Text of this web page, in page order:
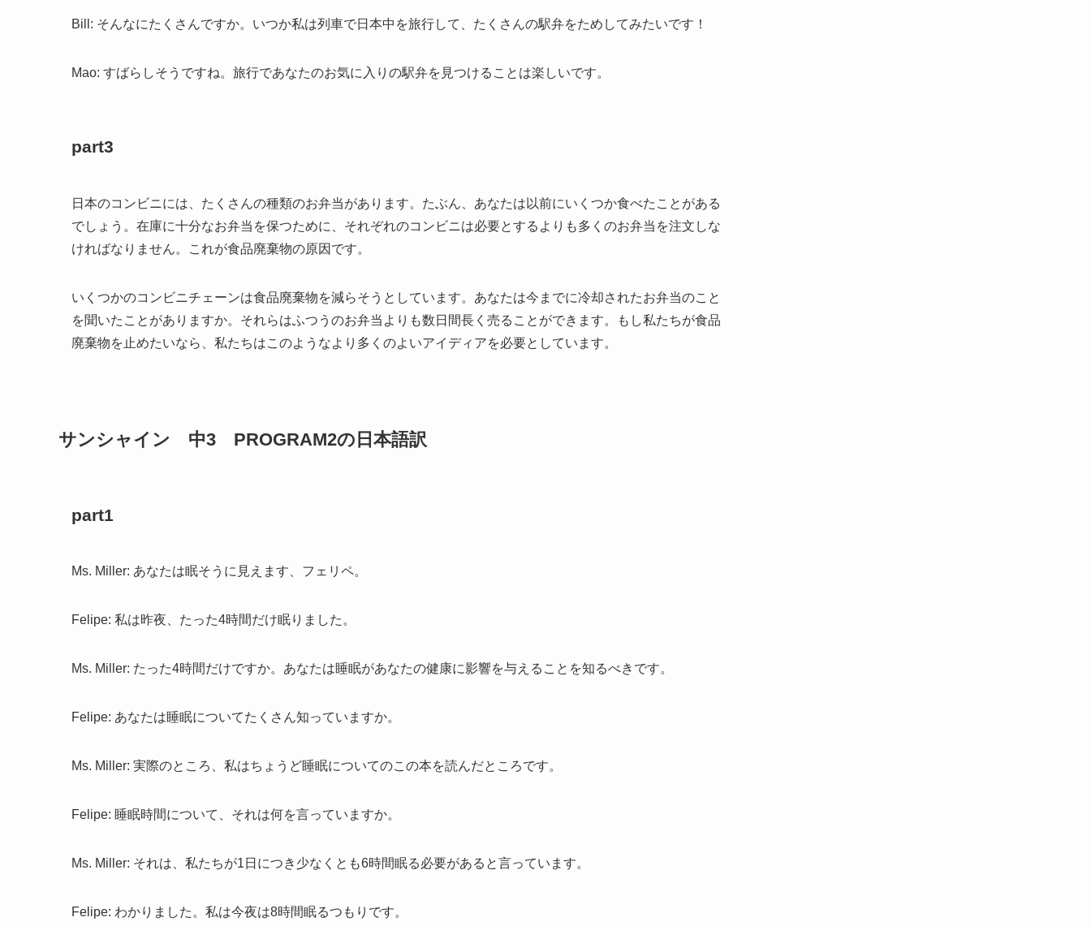
Bill: そんなにたくさんですか。いつか私は列車で日本中を旅行して、たくさんの駅弁をためしてみたいです！
Mao: すばらしそうですね。旅行であなたのお気に入りの駅弁を見つけることは楽しいです。
part3
日本のコンビニには、たくさんの種類のお弁当があります。たぶん、あなたは以前にいくつか食べたことがある
でしょう。在庫に十分なお弁当を保つために、それぞれのコンビニは必要とするよりも多くのお弁当を注文しな
ければなりません。これが食品廃棄物の原因です。
いくつかのコンビニチェーンは食品廃棄物を減らそうとしています。あなたは今までに冷却されたお弁当のこと
を聞いたことがありますか。それらはふつうのお弁当よりも数日間長く売ることができます。もし私たちが食品
廃棄物を止めたいなら、私たちはこのようなより多くのよいアイディアを必要としています。
サンシャイン 中3 PROGRAM2の日本語訳
part1
Ms. Miller: あなたは眠そうに見えます、フェリペ。
Felipe: 私は昨夜、たった4時間だけ眠りました。
Ms. Miller: たった4時間だけですか。あなたは睡眠があなたの健康に影響を与えることを知るべきです。
Felipe: あなたは睡眠についてたくさん知っていますか。
Ms. Miller: 実際のところ、私はちょうど睡眠についてのこの本を読んだところです。
Felipe: 睡眠時間について、それは何を言っていますか。
Ms. Miller: それは、私たちが1日につき少なくとも6時間眠る必要があると言っています。
Felipe: わかりました。私は今夜は8時間眠るつもりです。